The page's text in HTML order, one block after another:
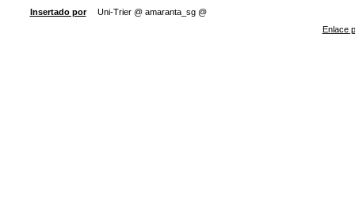
Insertado por
Uni-Trier @ amaranta_sg @
Enlace